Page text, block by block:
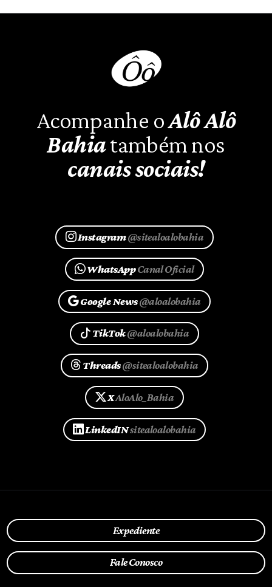
Acompanhe oAlô Alô
Bahiatambém nos
canais sociais!
Instagram@sitealoalobahia
WhatsAppCanal Oficial
Google News@aloalobahia
TikTok@aloalobahia
Threads@sitealoalobahia
XAloAlo_Bahia
LinkedINsitealoalobahia
Expediente
Fale Conosco